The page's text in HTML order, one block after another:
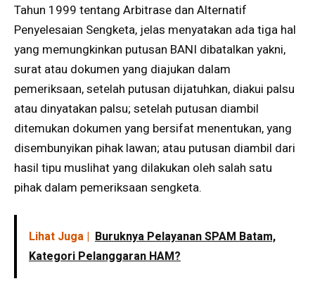
Tahun 1999 tentang Arbitrase dan Alternatif
Penyelesaian Sengketa, jelas menyatakan ada tiga hal
yang memungkinkan putusan BANI dibatalkan yakni,
surat atau dokumen yang diajukan dalam
pemeriksaan, setelah putusan dijatuhkan, diakui palsu
atau dinyatakan palsu; setelah putusan diambil
ditemukan dokumen yang bersifat menentukan, yang
disembunyikan pihak lawan; atau putusan diambil dari
hasil tipu muslihat yang dilakukan oleh salah satu
pihak dalam pemeriksaan sengketa.
Lihat Juga | Buruknya Pelayanan SPAM Batam,
Kategori Pelanggaran HAM?